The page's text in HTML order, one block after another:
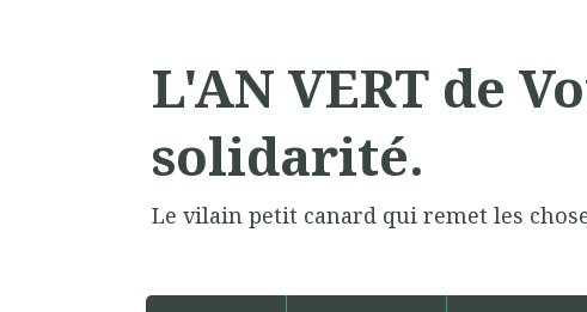
L'AN VERT de
solidarité.
Le vilain petit canard qui remet les